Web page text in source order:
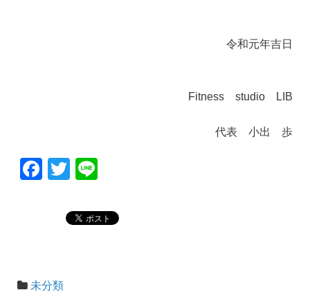
令和元年吉日
Fitness studio LIB
代表 小出 歩
F
o
T
tt
e
未分類